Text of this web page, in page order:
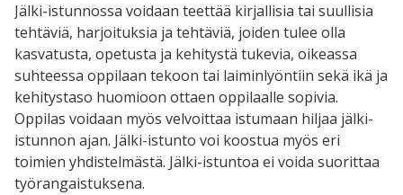
Jälki-istunnossa voidaan teettää kirjallisia tai suullisia
tehtäviä, harjoituksia ja tehtäviä, joiden tulee olla
kasvatusta, opetusta ja kehitystä tukevia, oikeassa
suhteessa oppilaan tekoon tai laiminlyöntiin sekä ikä ja
kehitystaso huomioon ottaen oppilaalle sopivia.
Oppilas voidaan myös velvoittaa istumaan hiljaa jälki-
istunnon ajan. Jälki-istunto voi koostua myös eri
toimien yhdistelmästä. Jälki-istuntoa ei voida suorittaa
työrangaistuksena.